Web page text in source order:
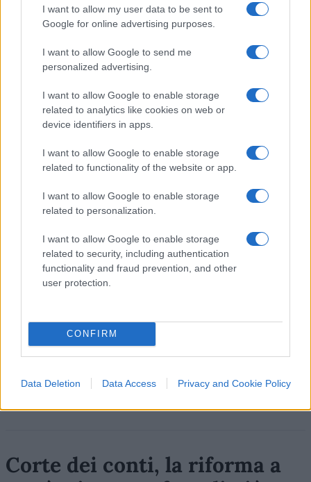
I want to allow my user data to be sent to
Google for online advertising purposes.
I want to allow Google to send me
personalized advertising.
I want to allow Google to enable storage
related to analytics like cookies on web or
device identifiers in apps.
I want to allow Google to enable storage
related to functionality of the website or app.
I want to allow Google to enable storage
related to personalization.
I want to allow Google to enable storage
related to security, including authentication
functionality and fraud prevention, and other
user protection.
CONFIRM
Data Deletion Data Access Privacy and Cookie Policy
questore dice che se ne occuperà presto, lo dice
da due mesi; il sindaco nuovo ha di meglio da
fare, per esempio suonare alla chitarra
Bello ciao
#PROPRIETÀ PRIVATA
#STATO
SUCCESSIVA
151
SEDUTE SATIRICHE
Vignetta del 07/08/2026
Vai all'archivio delle vignette
Corte dei conti, la riforma a